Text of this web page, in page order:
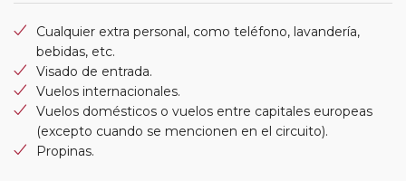
Cualquier extra personal, como teléfono, lavandería,
bebidas, etc.
Visado de entrada.
Vuelos internacionales.
Vuelos domésticos o vuelos entre capitales europeas
(excepto cuando se mencionen en el circuito).
Propinas.